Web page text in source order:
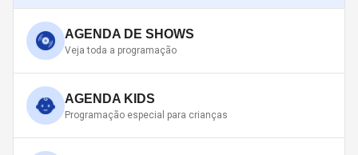
AGENDA DE SHOWS
Veja toda a programação
AGENDA KIDS
Programação especial para crianças